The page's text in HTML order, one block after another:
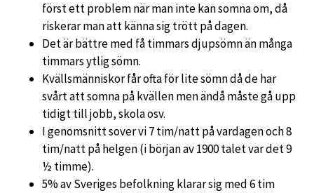
först ett problem när man inte kan somna om, då
riskerar man att känna sig trött på dagen.
Det är bättre med få timmars djupsömn än många
timmars ytlig sömn.
Kvällsmänniskor får ofta för lite sömn då de har
svårt att somna på kvällen men ändå måste gå upp
tidigt till jobb, skola osv.
I genomsnitt sover vi 7 tim/natt på vardagen och 8
tim/natt på helgen (i början av 1900 talet var det 9
½ timme).
5% av Sveriges befolkning klarar sig med 6 tim